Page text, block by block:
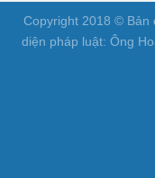
Copyright 2018 © Bản
diện pháp luật: Ông